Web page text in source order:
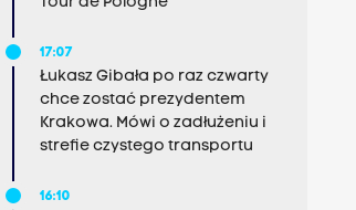
17:07
Łukasz Gibała po raz czwarty
chce zostać prezydentem
Krakowa. Mówi o zadłużeniu i
strefie czystego transportu
16:10